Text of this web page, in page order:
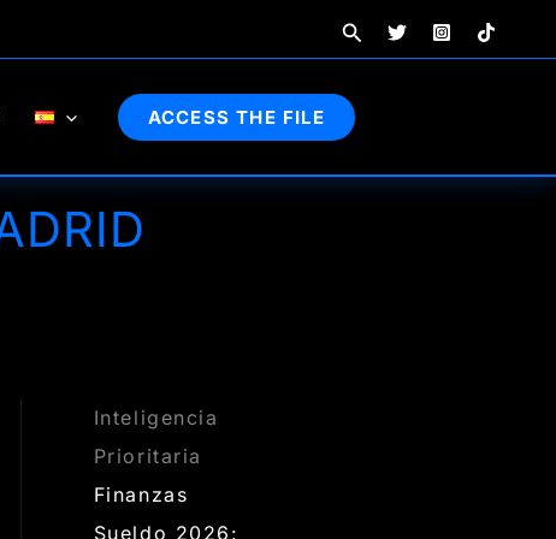
Buscar
ACCESS THE FILE
Inteligencia
Prioritaria
Finanzas
Sueldo 2026: